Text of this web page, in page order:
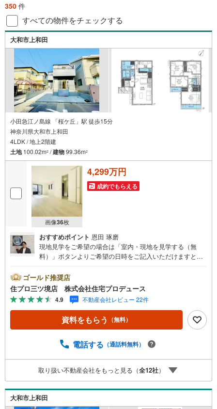
350 件
すべての物件をチェックする
大和市上和田
小田急江ノ島線 「桜ケ丘」駅 徒歩15分
神奈川県大和市上和田
4LDK / 地上2階建
土地100.02m2 /建物99.36m2
画像36枚
4,299万円
成約でもらえる
おすすめポイント 恩田 琢磨
現地見学をご希望の場合は「室内・現地を見学する（無
料）」ボタンよりご希望の日時をご記入いただけますとス
間市エリアに強い！ 住プロは、大和市・綾瀬市・座間市エ
リアの不動産売買専門会社です！最新物件情報や当社限定
で販売する物件情報も多数ございますので、お気軽にお問
合せ下さい！ -------------- 弊社独自の住宅ローン提案システ
ム 弊社ではファイナンシャル専門スタッフによる【丁寧な
資金アドバイス】【ファイナンシャルプラン提案書の作
【定年時の住宅ローン残高】【住宅購入者だけが加入でき
ナス】これから多くなる【教育費】住宅を買った後から始
まる【住宅ローン返済】65歳以上から必要になる【老後の
費用負担】住宅探しの【このタイミング】で不安な部分を
明確にしていきませんか？？ --------------
ゴールド推奨店
住プロ三ツ境店 株式会社住宅プロデュース
4.9 不動産会社レビュー 22件
資料をもらう （無料）
電話する （通話料無料）
取り扱い不動産会社をもっと見る（全12社）
大和市上和田